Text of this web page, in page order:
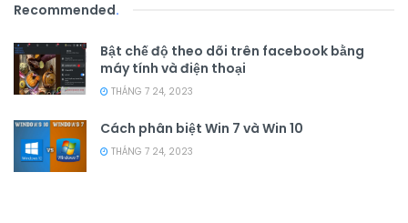
Recommended.
Bật chế độ theo dõi trên facebook bằng
máy tính và điện thoại
THÁNG 7 24, 2023
Cách phân biệt Win 7 và Win 10
THÁNG 7 24, 2023